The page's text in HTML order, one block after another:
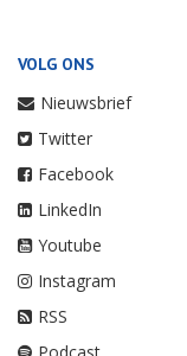
VOLG ONS
Nieuwsbrief
Twitter
Facebook
LinkedIn
Youtube
Instagram
RSS